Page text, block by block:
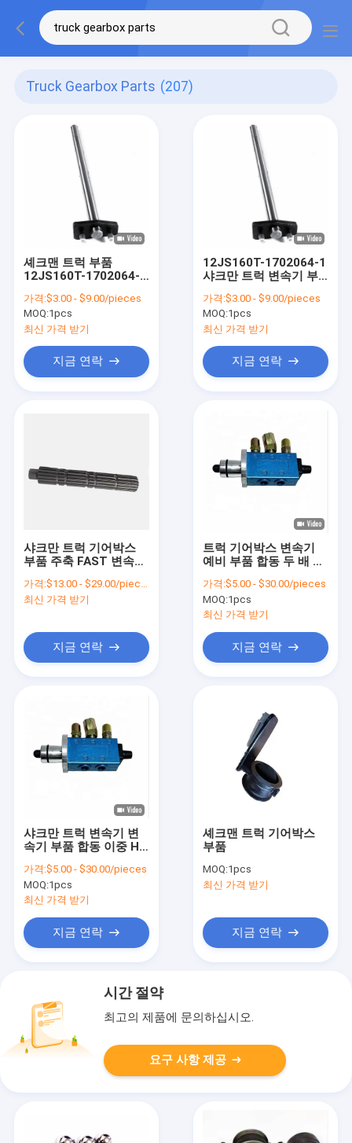
Truck Gearbox Parts (207)
셰크맨 트럭 부품
12JS160T-1702064-1
기어박스 부품
가격:$3.00 - $9.00/pieces
MOQ:1pcs
최신 가격 받기
지금 연락
12JS160T-1702064-1
샤크만 트럭 변속기 부
속기 부품
가격:$3.00 - $9.00/pieces
MOQ:1pcs
최신 가격 받기
지금 연락
샤크만 트럭 기어박스
부품 주축 FAST 변속기
번째 셰프트
가격:$13.00 - $29.00/pieces
최신 가격 받기
지금 연락
트럭 기어박스 변속기
예비 부품 합동 두 배 H
F99660/89101216
가격:$5.00 - $30.00/pieces
MOQ:1pcs
최신 가격 받기
지금 연락
샤크만 트럭 변속기 변
속기 부품 합동 이중 H
F99660/89101216
가격:$5.00 - $30.00/pieces
MOQ:1pcs
최신 가격 받기
지금 연락
셰크맨 트럭 기어박스
부품
MOQ:1pcs
최신 가격 받기
지금 연락
시간 절약
최고의 제품에 문의하십시오.
요구 사항 제공